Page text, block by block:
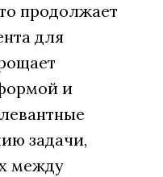
продолжает
для
и
задачи,
между